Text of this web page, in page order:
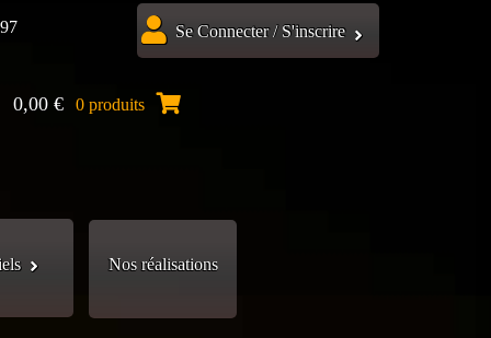
0,00€ 0 produits
Se Connecter / S'inscrire
Nos réalisations